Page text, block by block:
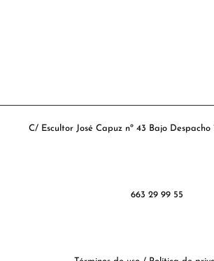
C/ Escultor José Capuz nº 43 Bajo Despacho
663 29 99 55